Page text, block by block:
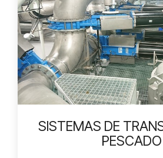
SISTEMAS DE
PESCADO